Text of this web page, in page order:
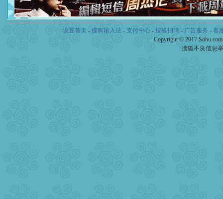
卖了。水晶之恋祝你新年快
[春节]风柔雨润好月圆，半
颜！冬去春来似水如烟，
道一声平安！新年吉祥万事
[春节]传说薰衣草有四片叶
片叶子是希望，第三片叶
设置首页 - 搜狗输入法 - 支付中心- 搜狐招聘- 广告服务 - 客
Copyright © 2017
搜狐不良信息